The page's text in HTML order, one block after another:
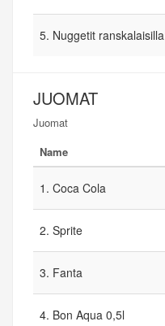
5. Nuggetit ranskalaisilla
JUOMAT
Juomat
Name
1. Coca Cola
2. Sprite
3. Fanta
4. Bon Aqua 0,5l